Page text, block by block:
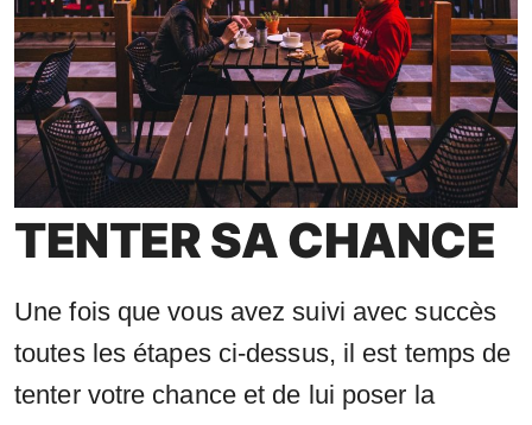
TENTER SA CHANCE
Une fois que vous avez suivi avec succès
toutes les étapes ci-dessus, il est temps de
tenter votre chance et de lui poser la